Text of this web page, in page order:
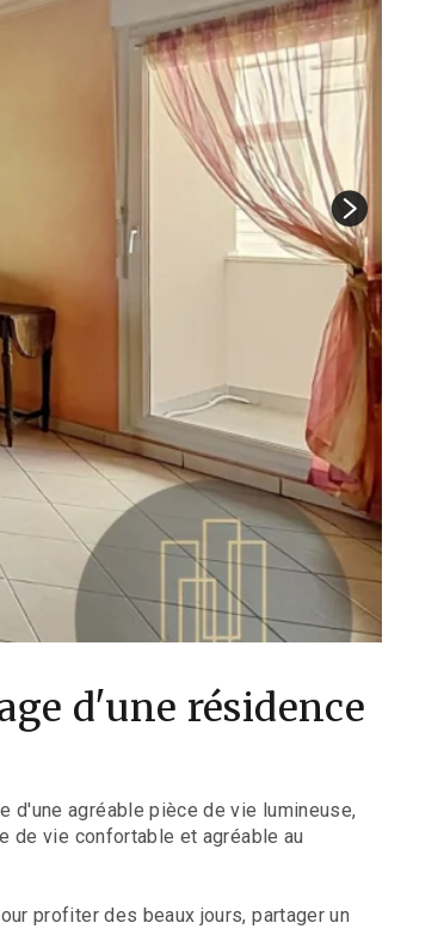
d'une résidence
d'une agréable pièce de vie lumineuse,
de vie confortable et agréable au
profiter des beaux jours, partager un